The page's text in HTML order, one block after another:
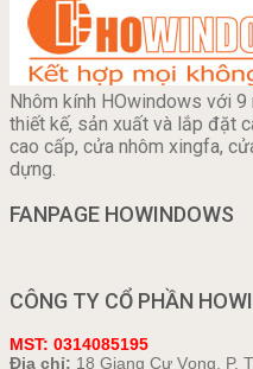
Nhôm kính HOwindows với
thiết kế, sản xuất và lắp đặt
cao cấp, cửa nhôm xingfa,
dựng.
FANPAGE HOWINDOWS
CÔNG TY CỔ PHẦN
MST: 0314085195
Địa chỉ: 18 Giang Cự Vọng, P.